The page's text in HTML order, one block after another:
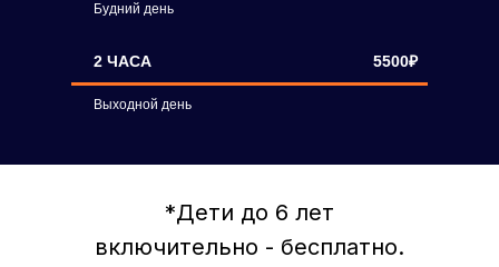
Будний день
5500₽
Выходной день
2 ЧАСА
*Дети до 6 лет
включительно - бесплатно.